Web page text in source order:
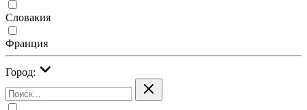
Словакия
Франция
Город: